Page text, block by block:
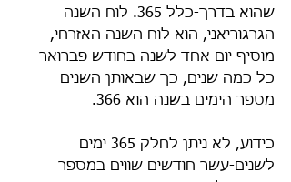
שהוא בדרך-כלל 365. לוח השנה
הגרגוריאני, הוא לוח השנה האזרחי,
מוסיף יום אחד לשנה בחודש פברואר
כל כמה שנים, כך שבאותן השנים
מספר הימים בשנה הוא 366.
כידוע, לא ניתן לחלק 365 ימים
לשנים-עשר חודשים שווים במספר